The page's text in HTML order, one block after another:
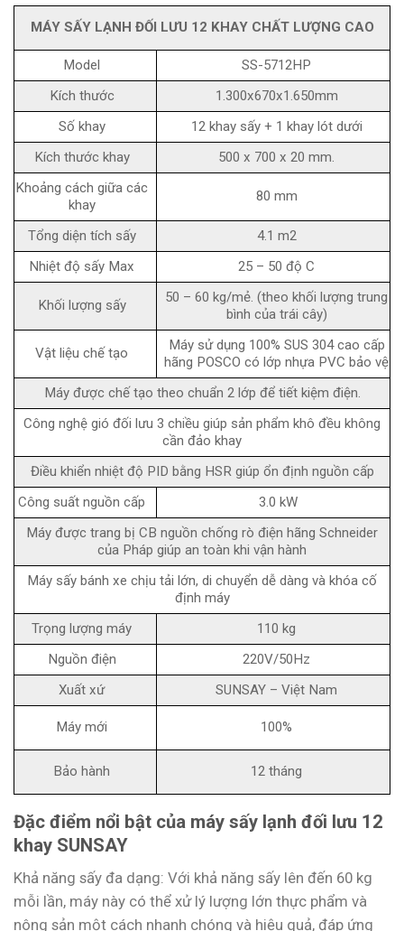
MÁY SẤY LẠNH ĐỐI LƯU 12 KHAY CHẤT LƯỢNG CAO
Model
SS-5712HP
Kích thước
1.300x670x1.650mm
Số khay
12 khay sấy + 1 khay lót dưới
Kích thước khay
500 x 700 x 20 mm.
Khoảng cách giữa các
khay
80 mm
Tổng diện tích sấy
4.1 m2
Nhiệt độ sấy Max
25 – 50 độ C
Khối lượng sấy
50 – 60 kg/mẻ. (theo khối lượng trung
bình của trái cây)
Vật liệu chế tạo
Máy sử dụng 100% SUS 304 cao cấp
hãng POSCO có lớp nhựa PVC bảo vệ
Máy được chế tạo theo chuẩn 2 lớp để tiết kiệm điện.
Công nghệ gió đối lưu 3 chiều giúp sản phẩm khô đều không
cần đảo khay
Điều khiển nhiệt độ PID bằng HSR giúp ổn định nguồn cấp
Công suất nguồn cấp
3.0 kW
Máy được trang bị CB nguồn chống rò điện hãng Schneider
của Pháp giúp an toàn khi vận hành
Máy sấy bánh xe chịu tải lớn, di chuyển dễ dàng và khóa cố
định máy
Trọng lượng máy
110 kg
Nguồn điện
220V/50Hz
Xuất xứ
SUNSAY – Việt Nam
Máy mới 100%
Bảo hành 12 tháng
Đặc điểm nổi bật của máy sấy lạnh đối lưu 12
khay SUNSAY
Khả năng sấy đa dạng: Với khả năng sấy lên đến 60 kg
mỗi lần, máy này có thể xử lý lượng lớn thực phẩm và
nông sản một cách nhanh chóng và hiệu quả, đáp ứng